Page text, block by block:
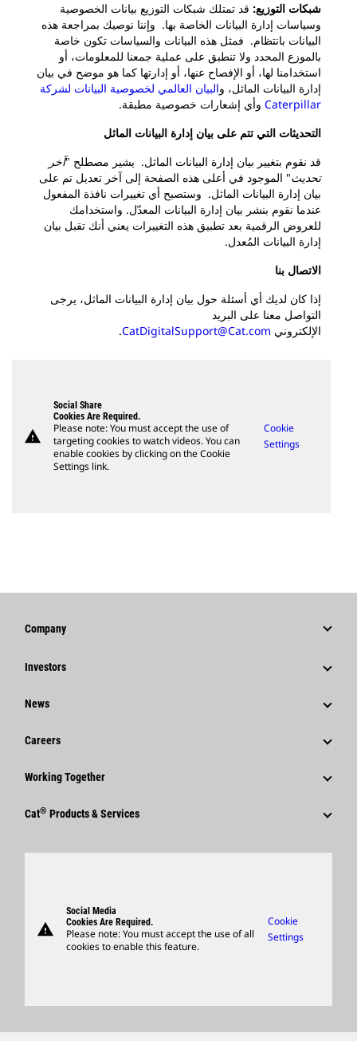
شبكات التوزيع: قد تمتلك شبكات التوزيع بيانات الخصوصية
وسياسات إدارة البيانات الخاصة بها. وإننا نوصيك بمراجعة هذه
البيانات بانتظام. فمثل هذه البيانات والسياسات تكون خاصة
بالموزع المحدد ولا تنطبق على عملية جمعنا للمعلومات، أو
استخدامنا لها، أو الإفصاح عنها، أو إدارتها كما هو موضح في بيان
إدارة البيانات الماثل، والبيان العالمي لخصوصية البيانات لشركة
Caterpillar وأي إشعارات خصوصية مطبقة.
التحديثات التي تتم على بيان إدارة البيانات الماثل
قد نقوم بتغيير بيان إدارة البيانات الماثل. يشير مصطلح "آخر
تحديث" الموجود في أعلى هذه الصفحة إلى آخر تعديل تم على
بيان إدارة البيانات الماثل. وستصبح أي تغييرات نافذة المفعول
عندما نقوم بنشر بيان إدارة البيانات المعدّل. واستخدامك
للعروض الرقمية بعد تطبيق هذه التغييرات يعني أنك تقبل بيان
إدارة البيانات المُعدل.
الاتصال بنا
إذا كان لديك أي أسئلة حول بيان إدارة البيانات الماثل، يرجى
التواصل معنا على البريد
الإلكتروني CatDigitalSupport@Cat.com
.
warning
Social Share
Cookies Are Required.
Please note: You must accept the use of
targeting cookies to watch videos. You can
enable cookies by clicking on the Cookie
Settings link.
Cookie
Settings
Company
Strategy
Caterpillar Foundation
Code Of Conduct
Investors
Stock Information
Events & Presentations
Quarterly Financial Results
News
News & Features
Social Media
Careers
Why Caterpillar?
Search & Apply
Working Together
Employees
Caterpillar Ventures
Licensing
Cat® Products & Services
Merchandise
warning
Social Media
Cookies Are Required.
Please note: You must accept the use of all
cookies to enable this feature.
Cookie
Settings